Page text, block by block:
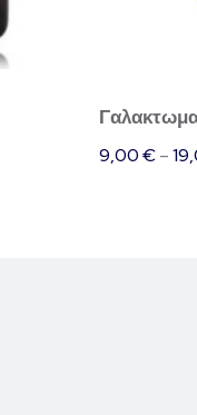
προϊόντος
9,00€–